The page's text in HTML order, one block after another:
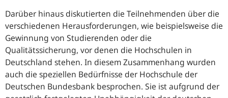
Darüber hinaus diskutierten die Teilnehmenden über die
verschiedenen Herausforderungen, wie beispielsweise die
Gewinnung von Studierenden oder die
Qualitätssicherung, vor denen die Hochschulen in
Deutschland stehen. In diesem Zusammenhang wurden
auch die speziellen Bedürfnisse der Hochschule der
Deutschen Bundesbank besprochen. Sie ist aufgrund der